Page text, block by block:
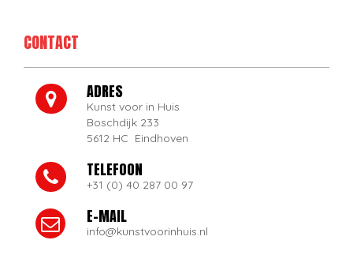
CONTACT
ADRES
Kunst voor in Huis
Boschdijk 233
5612 HC Eindhoven
TELEFOON
+31 (0) 40 287 00 97
E-MAIL
info@kunstvoorinhuis.nl